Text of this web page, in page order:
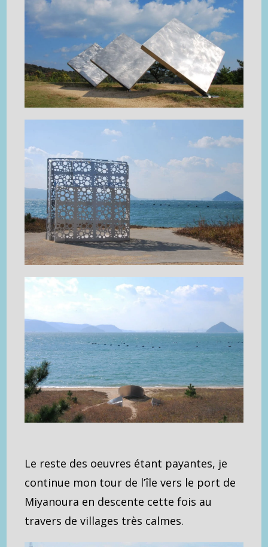
Le reste des oeuvres étant payantes, je
continue mon tour de l’île vers le port de
Miyanoura en descente cette fois au
travers de villages très calmes.